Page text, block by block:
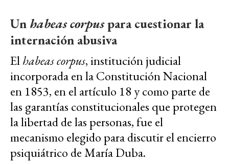
Un habeas corpuspara cuestionar la
internación abusiva
Elhabeas corpus, institución judicial
incorporada en la Constitución Nacional
en 1853, en el artículo 18 y como parte de
las garantías constitucionales que protegen
la libertad de las personas, fue el
mecanismo elegido para discutir el encierro
psiquiátrico de María Duba.